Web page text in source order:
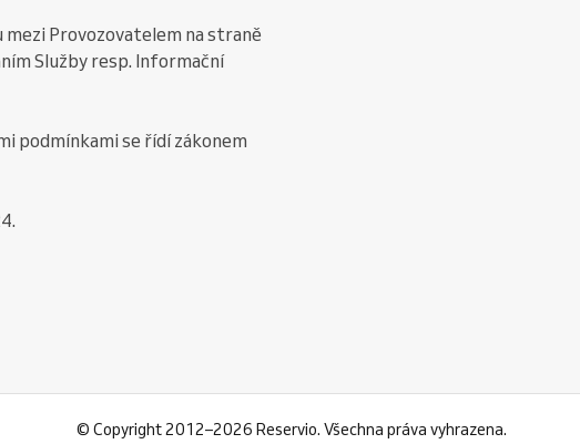
mezi Provozovatelem na straně
Služby resp. Informační
podmínkami se řídí zákonem
© Copyright 2012–2026 Reservio. Všechna práva vyhrazena.